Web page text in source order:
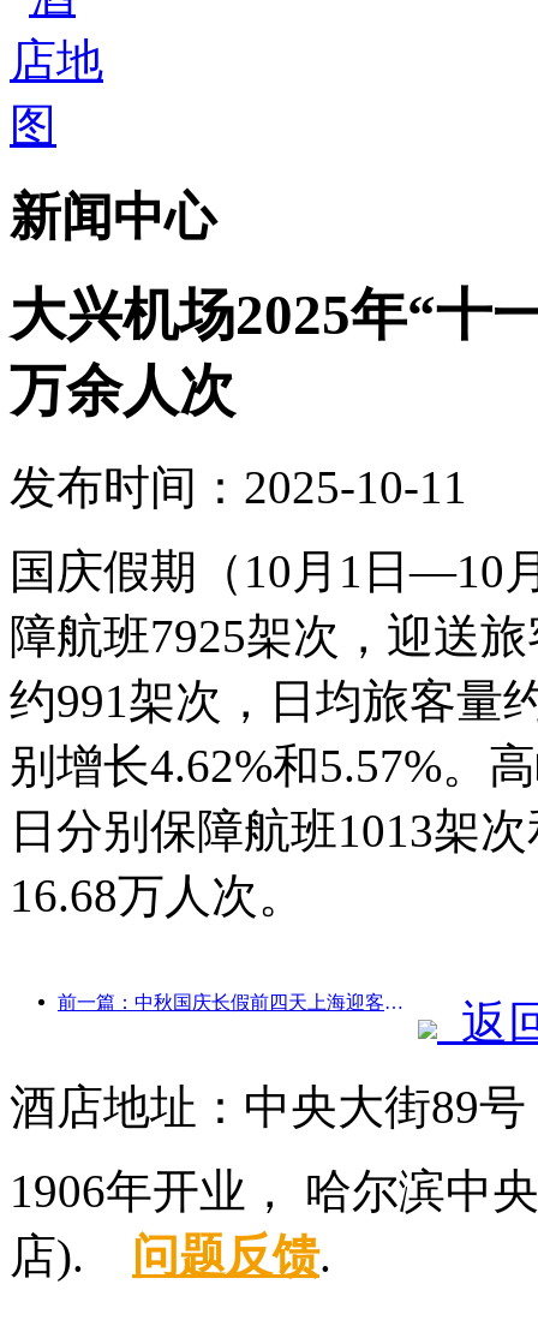
新闻中心
大兴机场2025年“十
万余人次
发布时间：2025-10-11
国庆假期（10月1日—10
障航班7925架次，迎送
约991架次，日均旅客量
别增长4.62%和5.57%。
日分别保障航班1013架
16.68万人次。
前一篇：中秋国庆长假前四天上海迎客逾1511万人次，同比增长超两成
返
酒店地址：中央大街89
1906年开业， 哈尔滨中
店). 问题反馈.